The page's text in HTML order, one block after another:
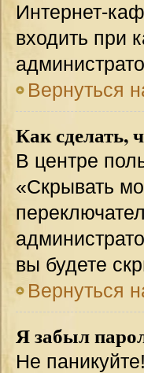
Интернет-
входить при
Вернуться
Как сделать,
В центре
«Скрывать
вы будете
Вернуться
Я забыл
Не